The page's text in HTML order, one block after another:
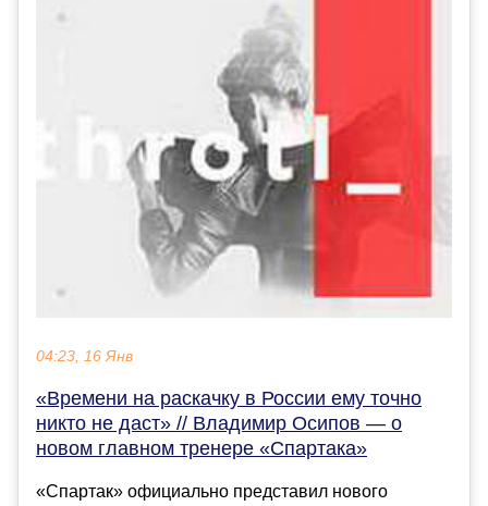
04:23, 16 Янв
«Времени на раскачку в России ему точно
никто не даст» // Владимир Осипов — о
новом главном тренере «Спартака»
«Спартак» официально представил нового